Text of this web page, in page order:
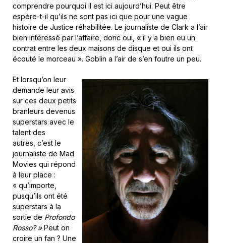
comprendre pourquoi il est ici aujourd’hui. Peut être
espère-t-il qu’ils ne sont pas ici que pour une vague
histoire de Justice réhabilitée. Le journaliste de Clark a l’air
bien intéressé par l’affaire, donc oui, « il y a bien eu un
contrat entre les deux maisons de disque et oui ils ont
écouté le morceau ». Goblin a l’air de s’en foutre un peu.
Et lorsqu’on leur
demande leur avis
sur ces deux petits
branleurs devenus
superstars avec le
talent des
autres, c’est le
journaliste de Mad
Movies qui répond
à leur place :
« qu’importe,
pusqu’ils ont été
superstars à la
sortie de Profondo
Rosso? »Peut on
croire un fan ? Une